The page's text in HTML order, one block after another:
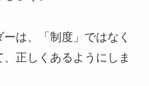
は、「制度」ではなく
、正しくあるようにしま